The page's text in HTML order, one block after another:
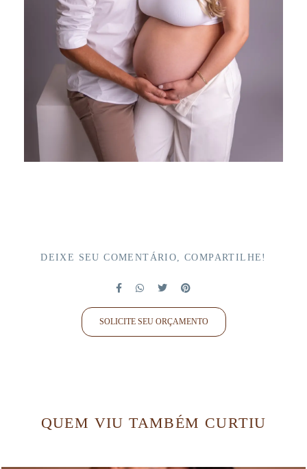
DEIXE SEU COMENTÁRIO, COMPARTILHE!
SOLICITE SEU ORÇAMENTO
QUEM VIU TAMBÉM CURTIU